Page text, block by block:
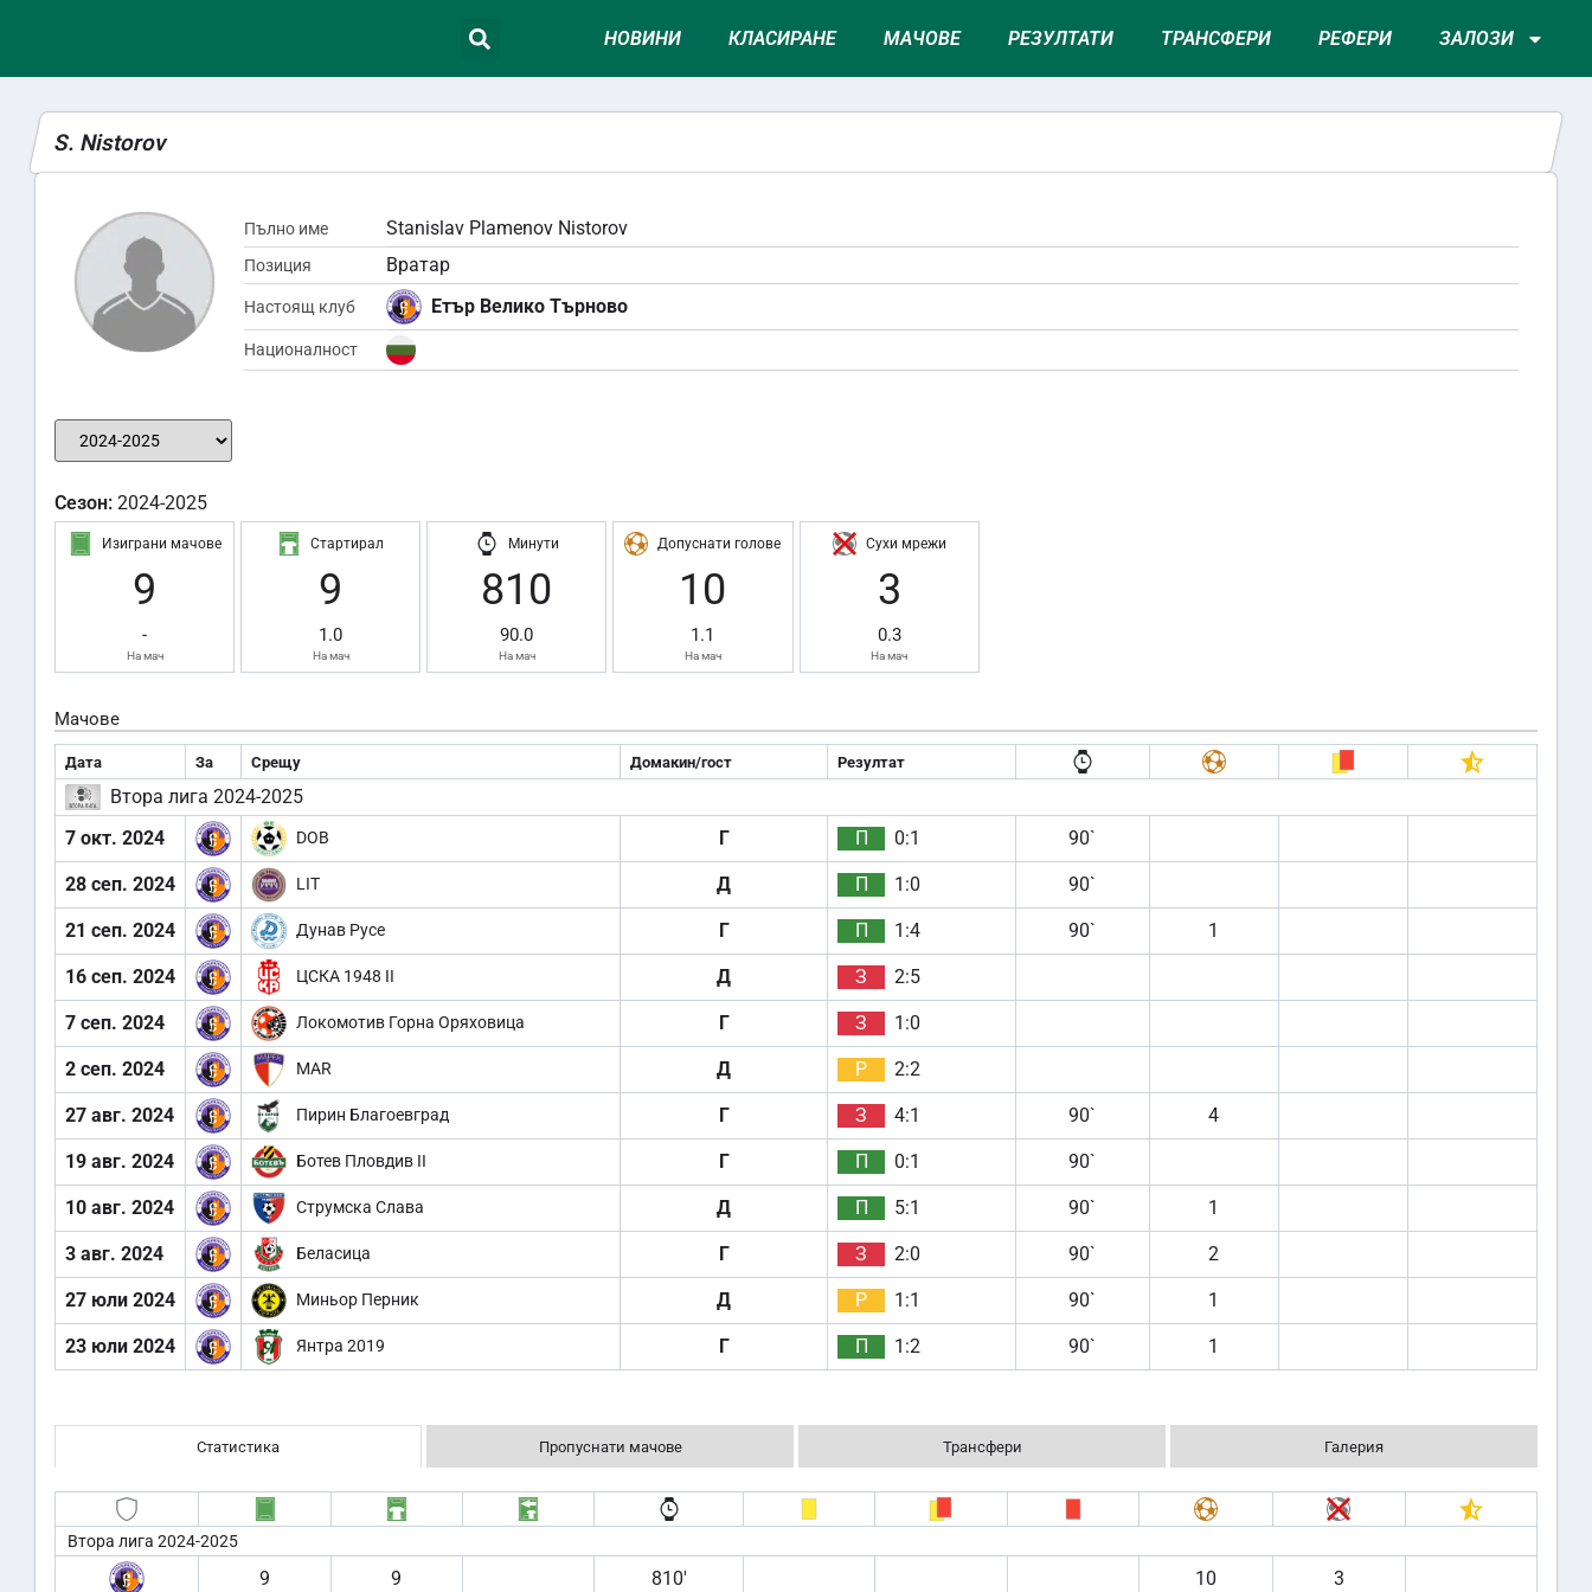
НОВИНИ КЛАСИРАНЕ МАЧОВЕ РЕЗУЛТАТИ ТРАНСФЕРИ РЕФЕРИ ЗАЛОЗИ
S. Nistorov
Пълно име Stanislav Plamenov Nistorov
Позиция Вратар
Настоящ клуб Етър Велико Търново
Националност
Сезон: 2024-2025
Изиграни мачове
9
-
На мач
Стартирал
9
1.0
На мач
Минути
810
90.0
На мач
Допуснати голове
10
1.1
На мач
Сухи мрежи
3
0.3
На мач
Мачове
Дата За Срещу Домакин/гост Резултат
Втора лига 2024-2025
7 окт. 2024
DOB Г П 0:1 90`
28 сеп. 2024 LIT Д П 1:0 90`
21 сеп. 2024 Дунав Русе Г П 1:4 90` 1
16 сеп. 2024 ЦСКА 1948 II Д З 2:5
7 сеп. 2024 Локомотив Горна Оряховица Г З 1:0
2 сеп. 2024 MAR Д Р 2:2
27 авг. 2024 Пирин Благоевград Г З 4:1 90` 4
19 авг. 2024 Ботев Пловдив II Г П 0:1 90`
10 авг. 2024 Струмска Слава Д П 5:1 90` 1
3 авг. 2024 Беласица Г З 2:0 90` 2
27 юли 2024 Миньор Перник Д Р 1:1 90` 1
23 юли 2024 Янтра 2019 Г П 1:2 90` 1
Статистика Пропуснати мачове Трансфери Галерия
Втора лига 2024-2025
9 9 810′ 10 3